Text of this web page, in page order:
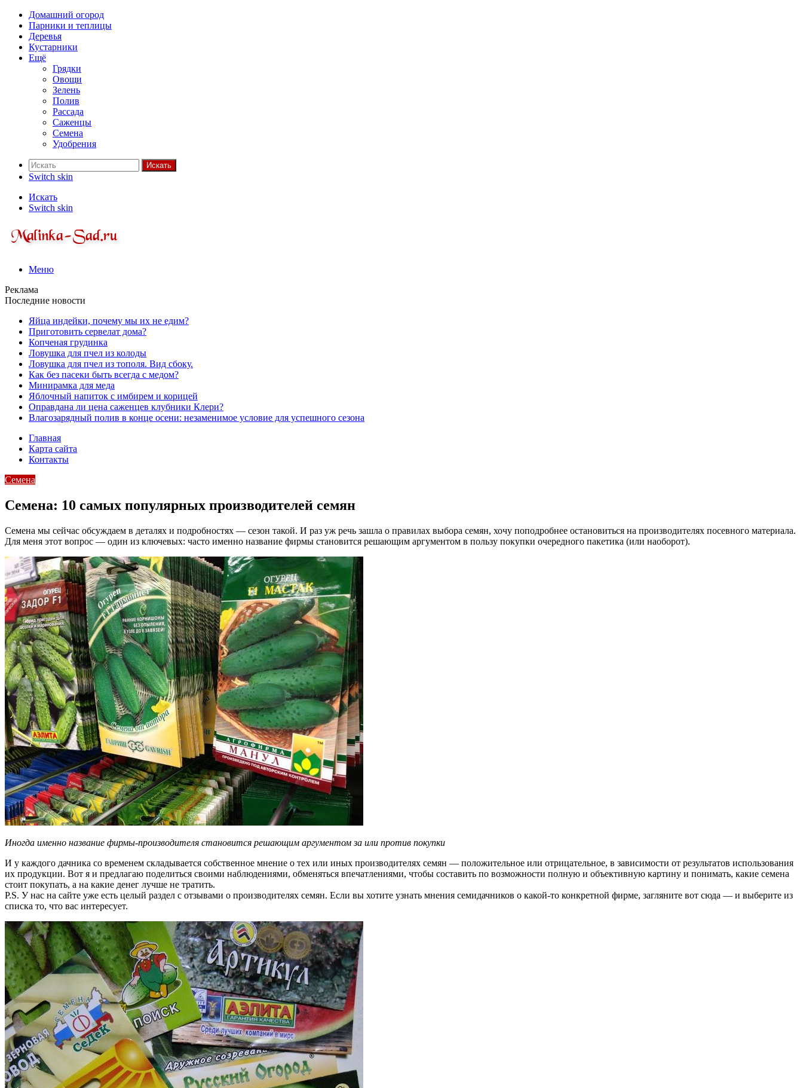
Домашний огород
Парники и теплицы
Деревья
Кустарники
Ещё
Грядки
Овощи
Зелень
Полив
Рассада
Саженцы
Семена
Удобрения
Искать
Switch skin
Искать
Switch skin
Меню
Реклама
Последние новости
Яйца индейки, почему мы их не едим?
Приготовить сервелат⁠⁠ дома?
Копченая грудинка
Ловушка для пчел из колоды
Ловушка для пчел из тополя. Вид сбоку.
Как без пасеки быть всегда с медом?
Минирамка для меда
Яблочный напиток с имбирем и корицей
Оправдана ли цена саженцев клубники Клери?
Влагозарядный полив в конце осени: незаменимое условие для успешного сезона
Главная
Карта сайта
Контакты
Семена
Семена: 10 самых популярных производителей семян
Семена мы сейчас обсуждаем в деталях и подробностях — сезон такой. И раз уж речь зашла о правилах выбора семян, хочу поподробнее остановиться на производителях посевного материала.
Для меня этот вопрос — один из ключевых: часто именно название фирмы становится решающим аргументом в пользу покупки очередного пакетика (или наоборот).
Иногда именно название фирмы-производителя становится решающим аргументом за или против покупки
И у каждого дачника со временем складывается собственное мнение о тех или иных производителях семян — положительное или отрицательное, в зависимости от результатов использования
их продукции. Вот я и предлагаю поделиться своими наблюдениями, обменяться впечатлениями, чтобы составить по возможности полную и объективную картину и понимать, какие семена
стоит покупать, а на какие денег лучше не тратить.
P.S. У нас на сайте уже есть целый раздел с отзывами о производителях семян. Если вы хотите узнать мнения семидачников о какой-то конкретной фирме, загляните вот сюда — и выберите из
списка то, что вас интересует.